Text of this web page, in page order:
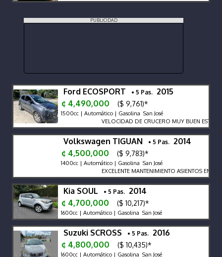
PUBLICIDAD
Ford ECOSPORT • 5 Pas. 2015
¢ 4,490,000
($ 9,761)*
1500cc | Automático | Gasolina San José
VELOCIDAD DE CRUCERO MUY BUEN ESTADO
Volkswagen TIGUAN • 5 Pas. 2014
¢ 4,500,000
($ 9,783)*
1400cc | Automático | Gasolina San José
EXCELENTE MANTENIMIENTO ASIENTOS EN
Kia SOUL • 5 Pas. 2014
¢ 4,700,000
($ 10,217)*
1600cc | Automático | Gasolina San José
Suzuki SCROSS • 5 Pas. 2016
¢ 4,800,000
($ 10,435)*
1600cc | Automático | Gasolina San José